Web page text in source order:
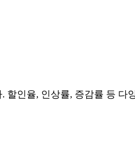
인율, 인상률, 증감률 등 다